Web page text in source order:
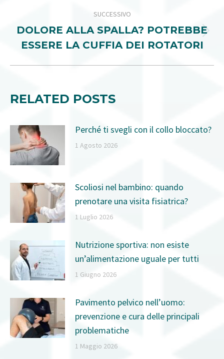
SUCCESSIVO
Prossimo
post:
DOLORE ALLA SPALLA? POTREBBE
ESSERE LA CUFFIA DEI ROTATORI
RELATED POSTS
Perché ti svegli con il collo bloccato?
1 Agosto 2026
Scoliosi nel bambino: quando
prenotare una visita fisiatrica?
1 Luglio 2026
Nutrizione sportiva: non esiste
un’alimentazione uguale per tutti
1 Giugno 2026
Pavimento pelvico nell’uomo:
prevenzione e cura delle principali
problematiche
1 Maggio 2026